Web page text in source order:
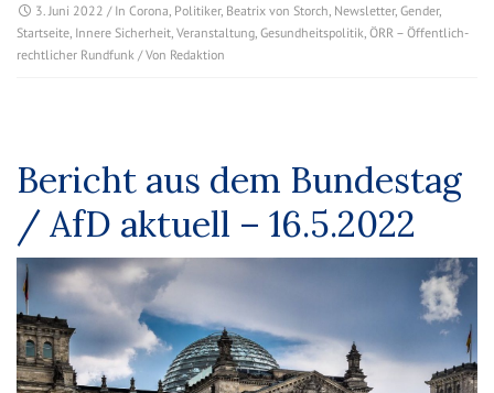
3. Juni 2022 / In Corona Politiker, Beatrix von Storch Newsletter, Gender,
Startseite Innere Sicherheit Veranstaltung Gesundheitspolitik ÖRR – Öffentlich-
rechtlicher Rundfunk / Von Redaktion
Bericht aus dem Bundestag
/ AfD aktuell – 16.5.2022